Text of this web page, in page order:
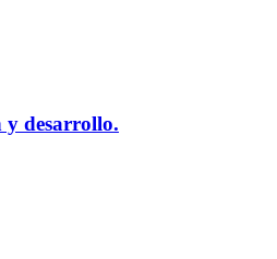
y desarrollo.